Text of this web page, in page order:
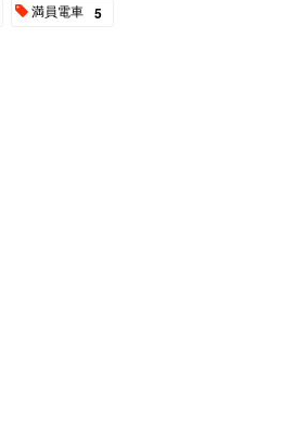
満員電車 5